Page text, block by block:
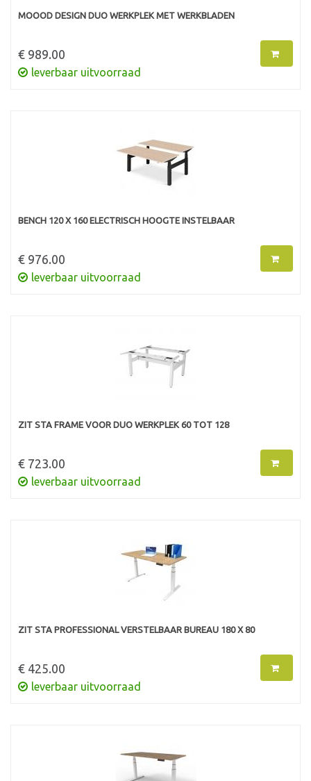
MOOOD DESIGN DUO WERKPLEK MET WERKBLADEN
€ 989.00
leverbaar uitvoorraad
BENCH 120 X 160 ELECTRISCH HOOGTE INSTELBAAR
€ 976.00
leverbaar uitvoorraad
ZIT STA FRAME VOOR DUO WERKPLEK 60 TOT 128
€ 723.00
leverbaar uitvoorraad
ZIT STA PROFESSIONAL VERSTELBAAR BUREAU 180 X 80
€ 425.00
leverbaar uitvoorraad